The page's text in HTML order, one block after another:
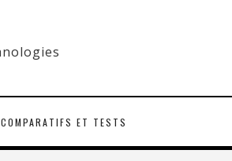
COMPARATIFS ET TESTS